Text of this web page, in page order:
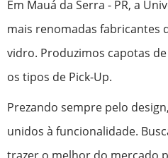
Em Mauá da Serra - PR, a
mais renomadas fabricantes
vidro. Produzimos capotas
os tipos de Pick-Up.
Prezando sempre pelo
unidos à funcionalidade.
trazer o melhor do mercado